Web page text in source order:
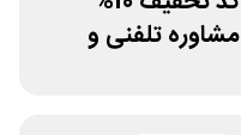
مشاوره تلفنی و